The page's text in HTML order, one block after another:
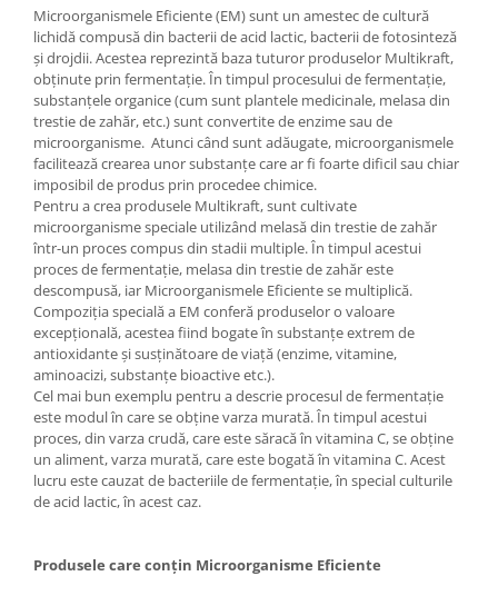
Microorganismele Eficiente (EM) sunt un amestec de cultură
lichidă compusă din bacterii de acid lactic, bacterii de fotosinteză
și drojdii. Acestea reprezintă baza tuturor produselor Multikraft,
obținute prin fermentație. În timpul procesului de fermentație,
substanțele organice (cum sunt plantele medicinale, melasa din
trestie de zahăr, etc.) sunt convertite de enzime sau de
microorganisme. Atunci când sunt adăugate, microorganismele
facilitează crearea unor substanțe care ar fi foarte dificil sau chiar
imposibil de produs prin procedee chimice.
Pentru a crea produsele Multikraft, sunt cultivate
microorganisme speciale utilizând melasă din trestie de zahăr
într-un proces compus din stadii multiple. În timpul acestui
proces de fermentație, melasa din trestie de zahăr este
descompusă, iar Microorganismele Eficiente se multiplică.
Compoziția specială a EM conferă produselor o valoare
excepțională, acestea fiind bogate în substanțe extrem de
antioxidante și susținătoare de viață (enzime, vitamine,
aminoacizi, substanțe bioactive etc.).
Cel mai bun exemplu pentru a descrie procesul de fermentație
este modul în care se obține varza murată. În timpul acestui
proces, din varza crudă, care este săracă în vitamina C, se obține
un aliment, varza murată, care este bogată în vitamina C. Acest
lucru este cauzat de bacteriile de fermentație, în special culturile
de acid lactic, în acest caz.
Produsele care conțin Microorganisme Eficiente